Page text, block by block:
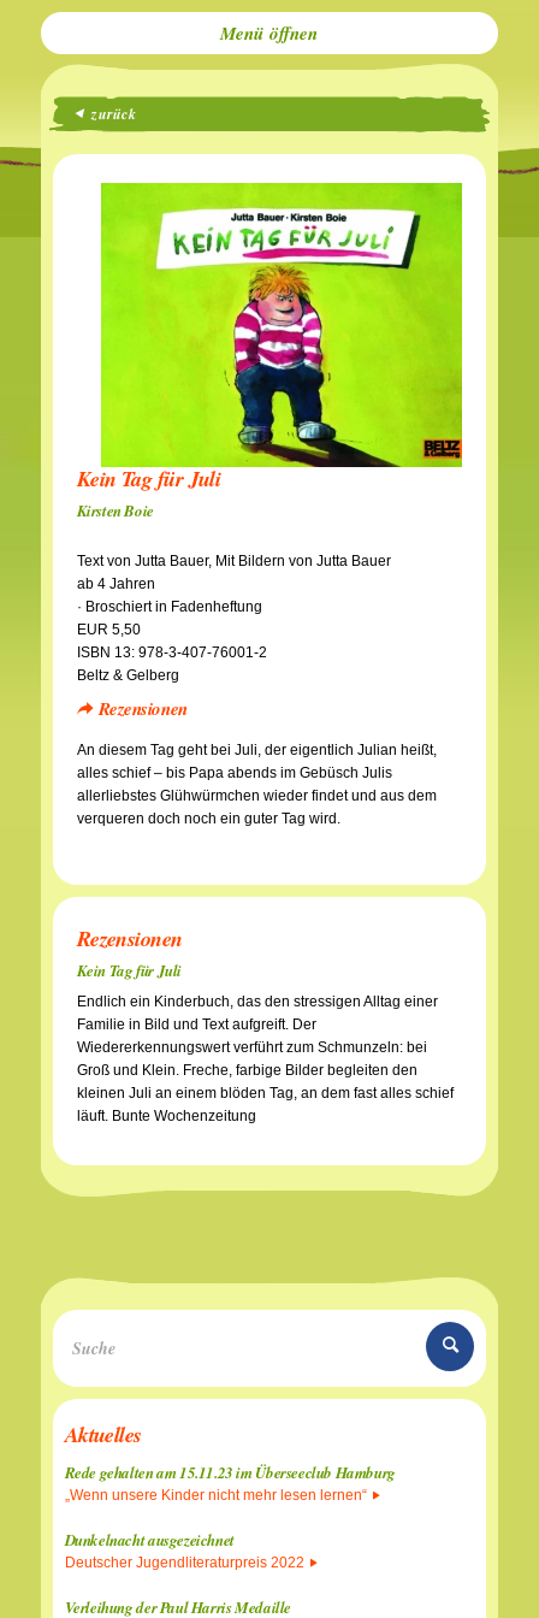
Menü
zurück
Kein Tag für Juli
Kirsten Boie
Text von Jutta Bauer, Mit Bildern von Jutta Bauer
ab 4 Jahren
· Broschiert in Fadenheftung
EUR 5,50
ISBN 13: 978-3-407-76001-2
Beltz & Gelberg
Rezensionen
An diesem Tag geht bei Juli, der eigentlich Julian heißt,
alles schief – bis Papa abends im Gebüsch Julis
allerliebstes Glühwürmchen wieder findet und aus dem
verqueren doch noch ein guter Tag wird.
Rezensionen
Kein Tag für Juli
Endlich ein Kinderbuch, das den stressigen Alltag einer
Familie in Bild und Text aufgreift. Der
Wiedererkennungswert verführt zum Schmunzeln: bei
Groß und Klein. Freche, farbige Bilder begleiten den
kleinen Juli an einem blöden Tag, an dem fast alles schief
läuft. Bunte Wochenzeitung
Aktuelles
Rede gehalten am 15.11.23 im Überseeclub Hamburg
„Wenn unsere Kinder nicht mehr lesen lernen“
Dunkelnacht ausgezeichnet
Deutscher Jugendliteraturpreis 2022
Verleihung der Paul Harris Medaille